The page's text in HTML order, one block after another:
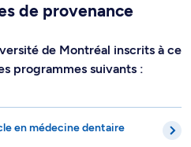
de provenance
de Montréal inscrits à ce
programmes suivants :
en médecine dentaire